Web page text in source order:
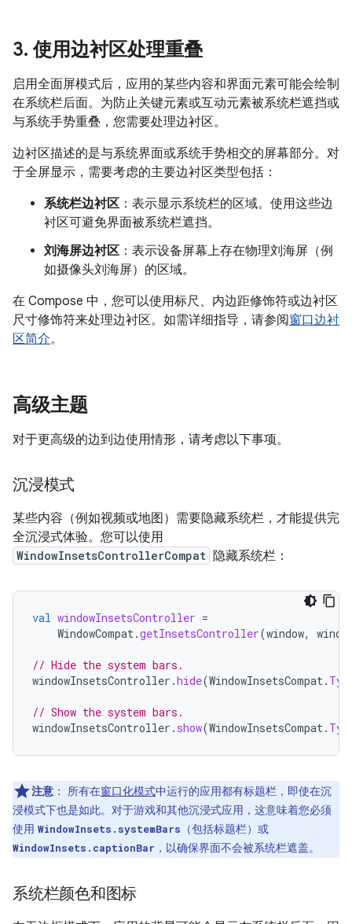
3. 使用边衬区处理重叠
启用全面屏模式后，应用的某些内容和界面元素可能会绘制
在系统栏后面。为防止关键元素或互动元素被系统栏遮挡或
与系统手势重叠，您需要处理边衬区。
边衬区描述的是与系统界面或系统手势相交的屏幕部分。对
于全屏显示，需要考虑的主要边衬区类型包括：
系统栏边衬区 ：表示显示系统栏的区域。使用这些边
衬区可避免界面被系统栏遮挡。
刘海屏边衬区 ：表示设备屏幕上存在物理刘海屏（例
如摄像头刘海屏）的区域。
在 Compose 中，您可以使用标尺、内边距修饰符或边衬区
尺寸修饰符来处理边衬区。如需详细指导，请参阅窗口边衬
区简介。
高级主题
对于更高级的边到边使用情形，请考虑以下事项。
沉浸模式
某些内容（例如视频或地图）需要隐藏系统栏，才能提供完
全沉浸式体验。您可以使用
WindowInsetsControllerCompat 隐藏系统栏：
val windowInsetsController =
WindowCompat.getInsetsController(window,
// Hide the system bars.
windowInsetsController .hide(WindowInsetsCompat.
// Show the system bars.
windowInsetsController . show(WindowInsetsCompat.
注意 ： 所有在窗口化模式中运行的应用都有标题栏，即使在沉
浸模式下也是如此。对于游戏和其他沉浸式应用，这意味着您必须
使用 WindowInsets.systemBars （包括标题栏）或
WindowInsets.captionBar ，以确保界面不会被系统栏遮盖。
系统栏颜色和图标